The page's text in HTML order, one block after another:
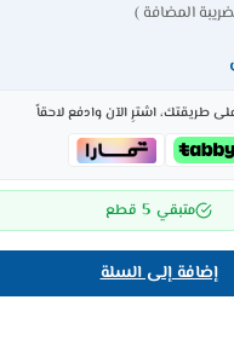
المضافة )
طريقتك، اشترِ الآن وادفع لاحقاً
متبقي 5 قطع
إضافة إلى السلة